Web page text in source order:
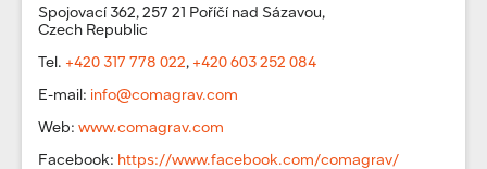
Spojovací 362, 257 21 Poříčí nad Sázavou,
Czech Republic
Tel. +420 317 778 022, +420 603 252 084
E-mail: info@comagrav.com
Web: www.comagrav.com
Facebook: https://www.facebook.com/comagrav/